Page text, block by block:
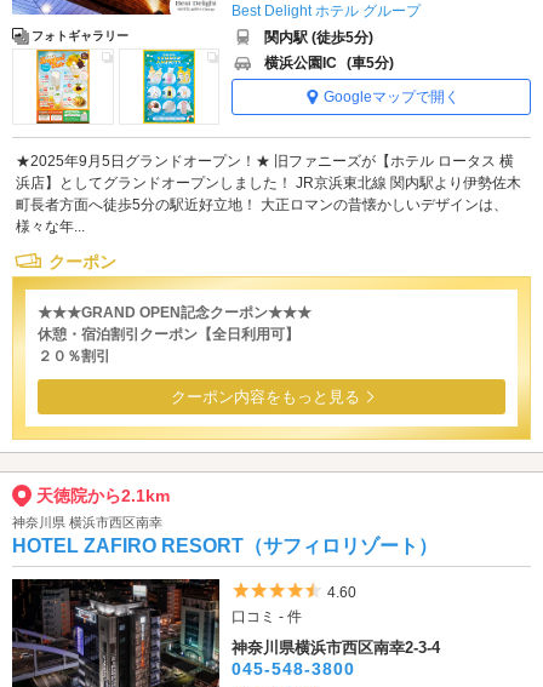
フォトギャラリー
Best Delight ホテル グループ
関内駅 (徒歩5分)
横浜公園IC (車5分)
Googleマップで開く
★2025年9月5日グランドオープン！★ 旧ファニーズが【ホテル ロータス 横
浜店】としてグランドオープンしました！ JR京浜東北線 関内駅より伊勢佐木
町長者方面へ徒歩5分の駅近好立地！ 大正ロマンの昔懐かしいデザインは、
様々な年...
クーポン
★★★GRAND OPEN記念クーポン★★★
休憩・宿泊割引クーポン【全日利用可】
２０％割引
クーポン内容をもっと見る
天徳院から2.1km
神奈川県 横浜市西区南幸
HOTEL ZAFIRO RESORT（サフィロリゾート）
5つ星のうち4.5
4.60
口コミ - 件
神奈川県横浜市西区南幸2-3-4
045-548-3800